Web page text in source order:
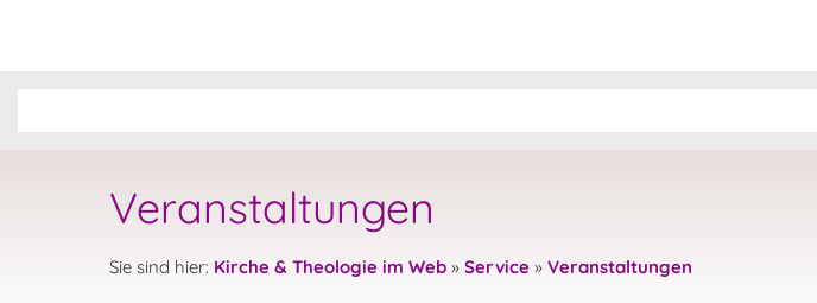
Veranstaltungen
Sie sind hier: Kirche & Theologie im Web » Service » Veranstaltungen